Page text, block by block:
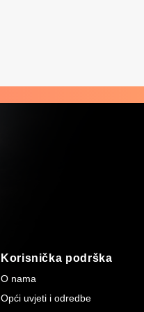
Korisnička podrška
O nama
Opći uvjeti i odredbe